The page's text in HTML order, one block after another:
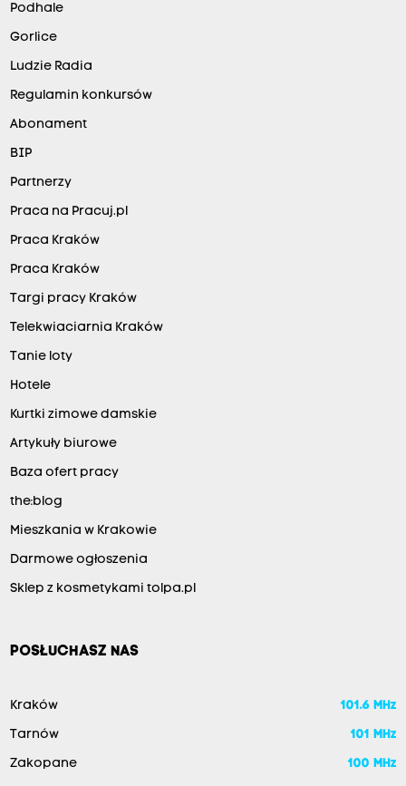
Podhale
Gorlice
Ludzie Radia
Regulamin konkursów
Abonament
BIP
Partnerzy
Praca na Pracuj.pl
Praca Kraków
Praca Kraków
Targi pracy Kraków
Telekwiaciarnia Kraków
Tanie loty
Hotele
Kurtki zimowe damskie
Artykuły biurowe
Baza ofert pracy
the:blog
Mieszkania w Krakowie
Darmowe ogłoszenia
Sklep z kosmetykami tolpa.pl
POSŁUCHASZ NAS
Kraków 101.6 MHz
Tarnów 101 MHz
Zakopane 100 MHz